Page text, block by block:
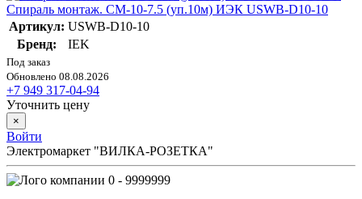
Спираль монтаж. СМ-10-7.5 (уп.10м) ИЭК USWB-D10-10
Артикул: USWB-D10-10
Бренд:
IEK
Под заказ
Обновлено 08.08.2026
+7 949 317-04-94
Уточнить цену
×
Войти
Электромаркет "ВИЛКА-РОЗЕТКА"
0 - 9999999